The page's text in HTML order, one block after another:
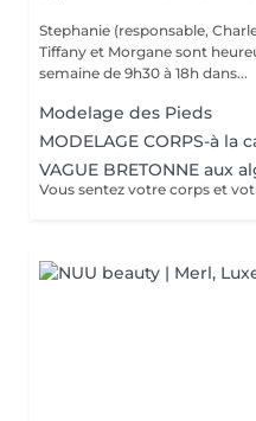
Stephanie (responsable,
Tiffany et Morgane sont
semaine de 9h30 à 18h dans...
Modelage des Pieds
MODELAGE CORPS-à la
VAGUE BRETONNE aux